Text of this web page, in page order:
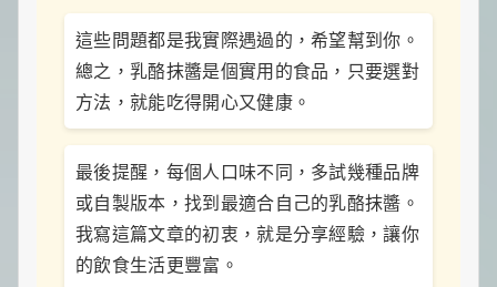
這些問題都是我實際遇過的，希望幫到你。
總之，乳酪抹醬是個實用的食品，只要選對
方法，就能吃得開心又健康。
最後提醒，每個人口味不同，多試幾種品牌
或自製版本，找到最適合自己的乳酪抹醬。
我寫這篇文章的初衷，就是分享經驗，讓你
的飲食生活更豐富。